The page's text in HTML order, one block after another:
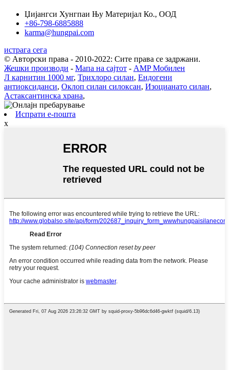
Џијангси Хунгпаи Њу Материјал Ко., ООД
+86-798-6885888
karma@hungpai.com
истрага сега
© Авторски права - 2010-2022: Сите права се задржани.
Жешки производи - Мапа на сајтот - AMP Мобилен
Л карнитин 1000 мг, Трихлоро силан, Ендогени
антиоксиданси, Оклоп силан силоксан, Изоцианато силан,
Астаксантинска храна,
Испрати е-пошта
x